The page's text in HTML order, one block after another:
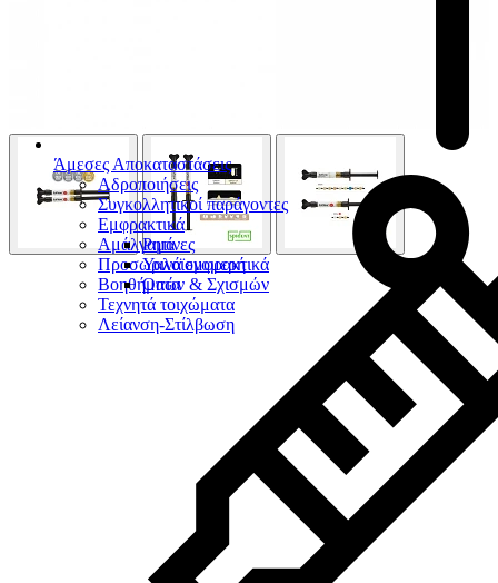
Άμεσες Αποκαταστάσεις
Αδροποιήσεις
Συγκολλητικοί παράγοντες
Εμφρακτικά
Ρητίνες
Υαλοϊονομερή
Οπών & Σχισμών
Αμάλγαμα
Προσωρινά εμφρακτικά
Βοηθήματα
Τεχνητά τοιχώματα
Λείανση-Στίλβωση